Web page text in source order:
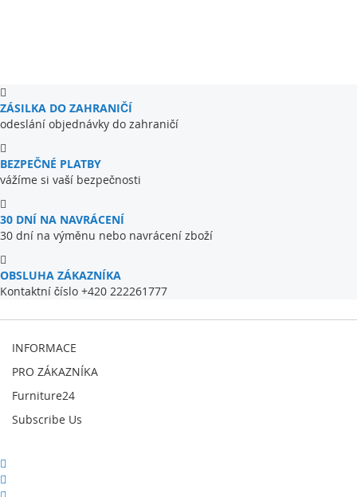
ZÁSILKA DO ZAHRANIČÍ
odeslání objednávky do zahraničí
BEZPEČNÉ PLATBY
vážíme si vaší bezpečnosti
30 DNÍ NA NAVRÁCENÍ
30 dní na výměnu nebo navrácení zboží
OBSLUHA ZÁKAZNÍKA
Kontaktní číslo +420 222261777
INFORMACE
PRO ZÁKAZNÍKA
Furniture24
Subscribe Us